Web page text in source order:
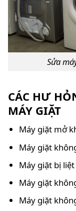
Sửa
CÁC HƯ
MÁY GIẶT
Máy giặt mở
Máy giặt
Máy giặt bị
Máy giặt
Máy giặt